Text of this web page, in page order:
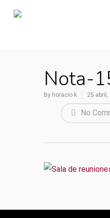
Nota-
By horacio k 25 abril,
No